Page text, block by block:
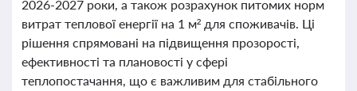
2026-2027 роки, а також розрахунок питомих норм
витрат теплової енергії на 1 м² для споживачів. Ці
рішення спрямовані на підвищення прозорості,
ефективності та плановості у сфері
теплопостачання, що є важливим для стабільного